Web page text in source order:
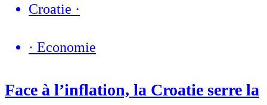
Croatie ·
· Economie
Face à l’inflation, la Croatie serre la